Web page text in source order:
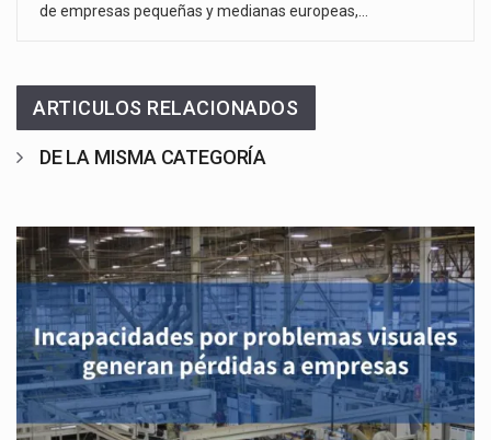
de empresas pequeñas y medianas europeas,…
ARTICULOS RELACIONADOS
DE LA MISMA CATEGORÍA